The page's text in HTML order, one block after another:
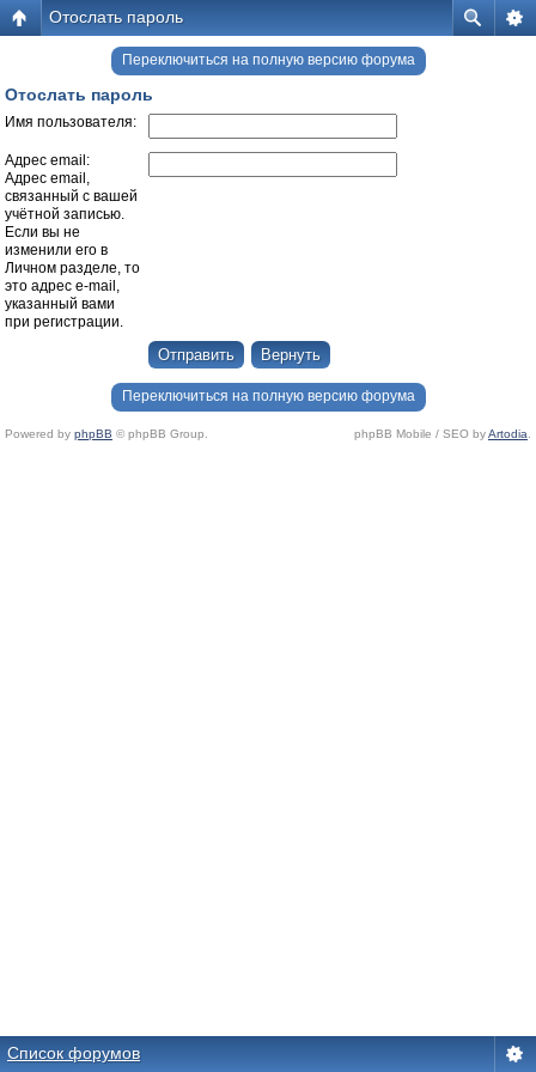
Отослать пароль
Переключиться на полную версию форума
Отослать пароль
Имя пользователя:
Адрес email:
Адрес email,
связанный с вашей
учётной записью.
Если вы не
изменили его в
Личном разделе, то
это адрес e-mail,
указанный вами
при регистрации.
Переключиться на полную версию форума
Powered by phpBB © phpBB Group. phpBB Mobile / SEO byArtodia
Список форумов